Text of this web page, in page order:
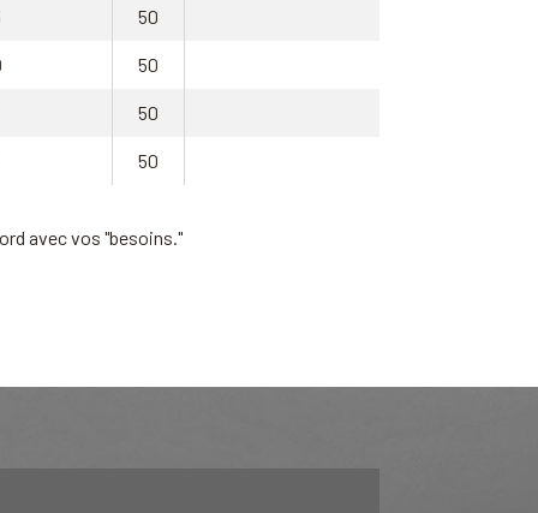
50
50
50
50
avec vos "besoins."